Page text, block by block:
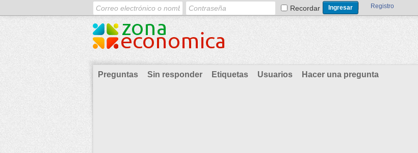
Recordar Registro
Preguntas Sin responder Etiquetas Usuarios Hacer una pregunta